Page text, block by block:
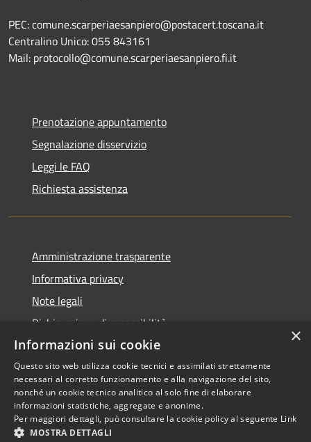
PEC: comune.scarperiaesanpiero@postacert.toscana.it
Centralino Unico: 055 843161
Mail: protocollo@comune.scarperiaesanpiero.fi.it
Prenotazione appuntamento
Segnalazione disservizio
Leggi le FAQ
Richiesta assistenza
Amministrazione trasparente
Informativa privacy
Note legali
Dichiarazione di accessibilità
RSS
Accessibilità
Privacy
Copyright © 2026 • Comune di
Scarperia e San Piero •
Powered byMunicipium
×
Informazioni sui cookie
Questo sito web utilizza cookie tecnici e assimilati strettamente
necessari al corretto funzionamento e alla navigazione del sito,
nonché un cookie tecnico analitico al solo fine di elaborare
informazioni statistiche, aggregate e anonime.
Per maggiori dettagli, può consultare la cookie policy al seguente Link
MOSTRA DETTAGLI